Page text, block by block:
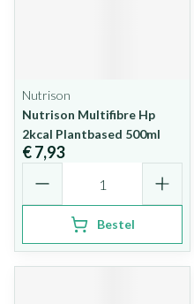
Nutrison
Nutrison Multifibre Hp
2kcal Plantbased 500ml
€ 7,93
Bestel